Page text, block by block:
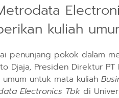
kuliah
penunjang pokok dalam
Djaja, Presiden Direktur
untuk mata kuliah
Electronics Tbk di